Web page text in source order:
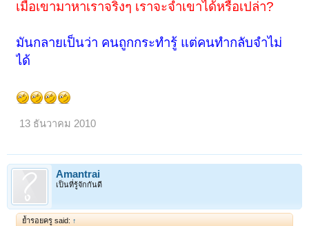
เมื่อเขามาหาเราจริงๆ เราจะจำเขาได้หรือเปล่า?
มันกลายเป็นว่า คนถูกกระทำรู้ แต่คนทำกลับจำไม่
ได้
13 ธันวาคม 2010
Amantrai
เป็นที่รู้จักกันดี
ย้ำรอยครู said: ↑